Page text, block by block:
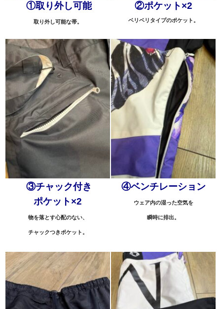
①取り外し可能
取り外し可能な帯。
②ポケット×2
ベリベリタイプのポケット。
③チャック付き
ポケット×2
物を落とす心配のない、
チャックつきポケット。
④ベンチレーション
ウェア内の湿った空気を
瞬時に排出。